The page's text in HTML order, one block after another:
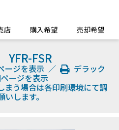
店 購入希望 売却希望
FSR
ージを表示 ／
デラック
ージを表示
まう場合は各印刷環境にて調
いします。